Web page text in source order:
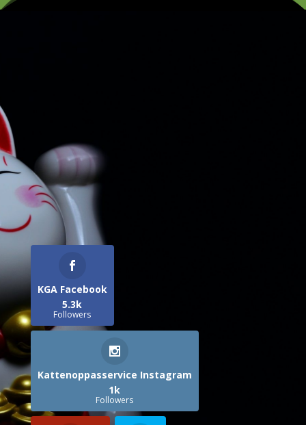
KGA Facebook
5.3k
Followers
Kattenoppasservice Instagram
1k
Followers